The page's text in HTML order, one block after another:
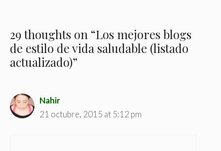
29 thoughts on “Los mejores blogs
de estilo de vida saludable (listado
actualizado)”
Nahir
21 octubre, 2015 at 5:12 pm